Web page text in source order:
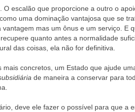
O escalão que proporcione a outro o
uma dominação vantajosa que se
vantagem mas um ônus e um serviço. E
quanto antes a normalidade
das coisas, ela não for definitiva.
mais concretos, um Estado que ajude
de maneira a conservar para
deve ele fazer o possível para que a